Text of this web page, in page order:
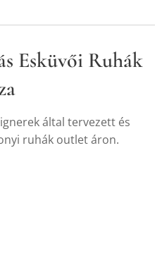
Esküvői Ruhák
által tervezett és
ruhák outlet áron.